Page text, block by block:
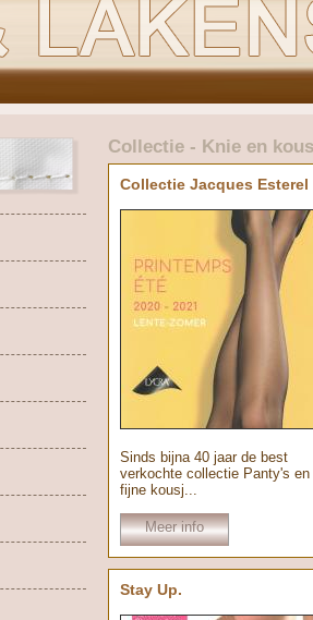
Collectie - Knie en
Collectie Jacques Esterel
Sinds bijna 40 jaar de best
verkochte collectie Panty's en
fijne kousj...
Meer info
Stay Up.